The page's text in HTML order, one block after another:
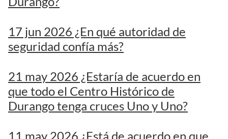
17 jun 2026 ¿En qué autoridad de
seguridad confía más?
21 may 2026 ¿Estaría de acuerdo en
que todo el Centro Histórico de
Durango tenga cruces Uno y Uno?
11 may 2026 ¿Está de acuerdo en que